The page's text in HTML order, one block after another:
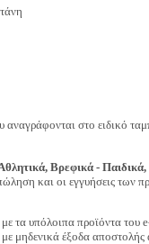
αναγράφονται στο ειδικό
Βρεφικά -
και οι εγγυήσεις των
τα υπόλοιπα προϊόντα
μηδενικά έξοδα αποστολής